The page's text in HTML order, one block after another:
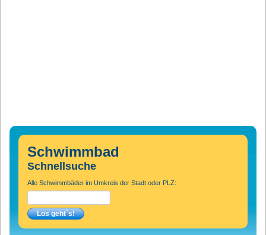
Schwimmbad
Schnellsuche
Alle Schwimmbäder im Umkreis der Stadt oder PLZ: